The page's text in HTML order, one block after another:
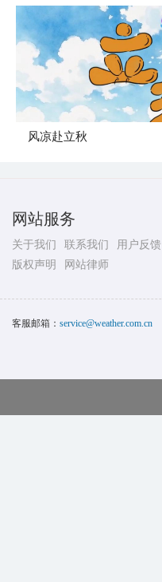
风凉赴立秋
网站服务
关于我们 联系我们
用户反馈
版权声明
网站律师
客服邮箱： service@weather.com.cn